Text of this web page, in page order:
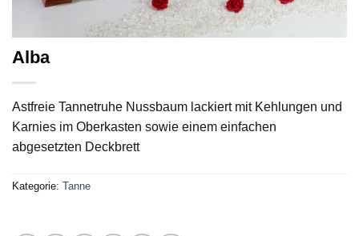
Alba
Astfreie Tannetruhe Nussbaum lackiert mit Kehlungen und
Karnies im Oberkasten sowie einem einfachen
abgesetzten Deckbrett
Kategorie: Tanne